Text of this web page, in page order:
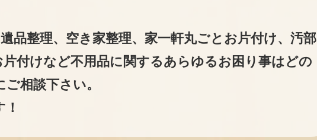
品整理、空き家整理、家一軒丸ごとお片付け、汚部
付けなど不用品に関するあらゆるお困り事はどの
相談下さい。